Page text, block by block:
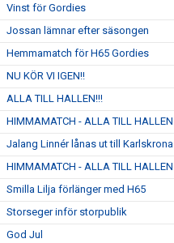
Vinst för Gordies
Jossan lämnar efter säsongen
Hemmamatch för H65 Gordies
NU KÖR VI IGEN!!
ALLA TILL HALLEN!!!
HIMMAMATCH - ALLA TILL HALLEN
Jalang Linnér lånas ut till Karlskrona
HIMMAMATCH - ALLA TILL HALLEN
Smilla Lilja förlänger med H65
Storseger inför storpublik
God Jul